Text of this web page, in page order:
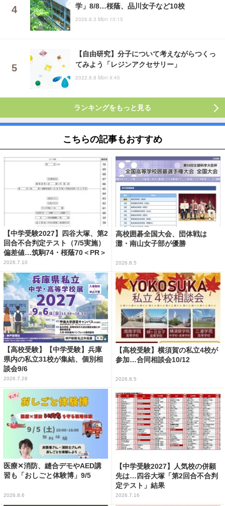
学」8/8…桜蔭、品川女子など10校
2026.8.3 Mon 10:15
【自由研究】分子について考えながらつくっ
てみよう「レジンアクセサリー」
2022.8.8 Mon 9:45
ランキングをもっと見る
こちらの記事もおすすめ
【中学受験2027】四谷大塚、第2
回合不合判定テスト（7/5実施）
偏差値…筑駒74・桜蔭70＜PR＞
2026.7.10
高校囲碁全国大会、団体戦は
灘・南山女子部が優勝
2026.8.5
【高校受験】【中学受験】兵庫
県内の私立31校が集結、個別相
談会9/6
2026.7.28
【高校受験】横須賀の私立4校が
参加…合同相談会10/12
2026.8.5
医療✕消防、縫合デモやAED講
習も「おしごと体験博」9/5
2026.8.6
【中学受験2027】人気校の併願
先は…四谷大塚「第2回合不合判
定テスト」結果
2026.7.16